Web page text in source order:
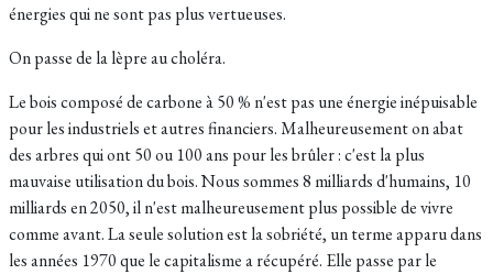
énergies qui ne sont pas plus vertueuses.
On passe de la lèpre au choléra.
Le bois composé de carbone à 50 % n'est pas une énergie inépuisable
pour les industriels et autres financiers. Malheureusement on abat
des arbres qui ont 50 ou 100 ans pour les brûler : c'est la plus
mauvaise utilisation du bois. Nous sommes 8 milliards d'humains, 10
milliards en 2050, il n'est malheureusement plus possible de vivre
comme avant. La seule solution est la sobriété, un terme apparu dans
les années 1970 que le capitalisme a récupéré. Elle passe par le